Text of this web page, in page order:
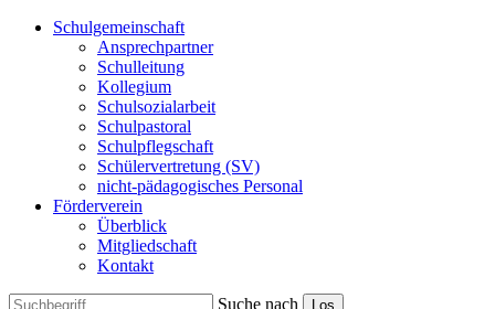
Schulgemeinschaft
Ansprechpartner
Schulleitung
Kollegium
Schulsozialarbeit
Schulpastoral
Schulpflegschaft
Schülervertretung (SV)
nicht-pädagogisches Personal
Förderverein
Überblick
Mitgliedschaft
Kontakt
Suche nach Los